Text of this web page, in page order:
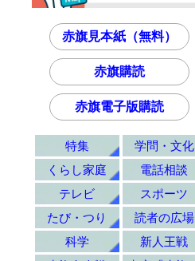
赤旗見本紙（無料）
赤旗購読
赤旗電子版購読
特集
学問・文化
くらし家庭
電話相談
テレビ
スポーツ
たび・つり
読者の広場
科学
新人王戦